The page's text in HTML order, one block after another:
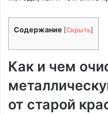
Содержание [Скрыть]
Как и чем
от старой